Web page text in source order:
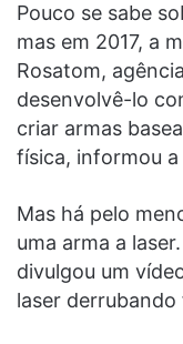
Pouco se sabe
mas em 2017, a
Rosatom,
desenvolvê-lo
criar armas
física, informou
Mas há pelo
uma arma a
divulgou um
laser